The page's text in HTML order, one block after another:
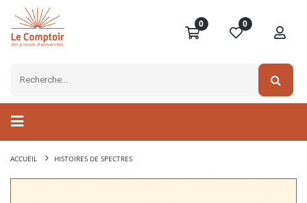
0 0
ACCUEIL HISTOIRES DE SPECTRES